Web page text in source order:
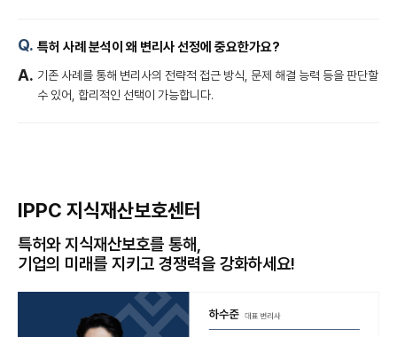
특허 사례 분석이 왜 변리사 선정에 중요한가요?
기존 사례를 통해 변리사의 전략적 접근 방식, 문제 해결 능력 등을 판단할
수 있어, 합리적인 선택이 가능합니다.
IPPC 지식재산보호센터
특허와 지식재산보호를 통해,
기업의 미래를 지키고 경쟁력을 강화하세요!